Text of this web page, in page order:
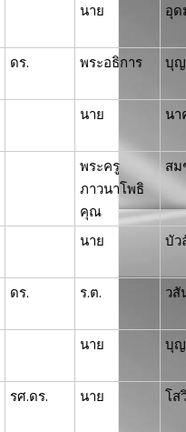
นาย อุด
ดร. พระอธิการ บุ
นาย นา
พระครู
ภาวนาโพธิ
คุณ
สม
นาย บัว
ดร. ร.ต. วสั
นาย บุญ
รศ.ดร. นาย โส